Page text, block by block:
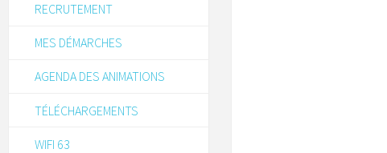
RECRUTEMENT
MES DÉMARCHES
AGENDA DES ANIMATIONS
TÉLÉCHARGEMENTS
WIFI 63